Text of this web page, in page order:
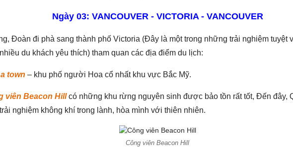
Ngày 03: VANCOUVER - VICTORIA - VANCOUVER
Đoàn đi phà sang thành phố Victoria (Đây là một trong những trải nghiệm tuyệt
du khách yêu thích) tham quan các địa điểm du lịch:
town – khu phố người Hoa cổ nhất khu vực Bắc Mỹ.
viên Beacon Hillcó những khu rừng nguyên sinh được bảo tồn rất tốt, Đến đây,
nghiệm không khí trong lành, hòa mình với thiên nhiên.
Công viên Beacon Hill